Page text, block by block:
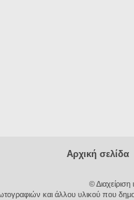
Αρχική σελίδα
©
και άλλου υλικού που